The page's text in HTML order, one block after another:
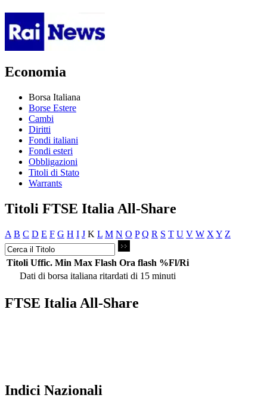
Economia
Borsa Italiana
Borse Estere
Cambi
Diritti
Fondi italiani
Fondi esteri
Obbligazioni
Titoli di Stato
Warrants
Titoli FTSE Italia All-Share
A B C D E F G H I J K L M N O P Q R S T U V W X Y Z
Titoli Uffic. Min Max Flash Ora flash %Fl/Ri
Dati di borsa italiana ritardati di 15 minuti
FTSE Italia All-Share
Indici Nazionali